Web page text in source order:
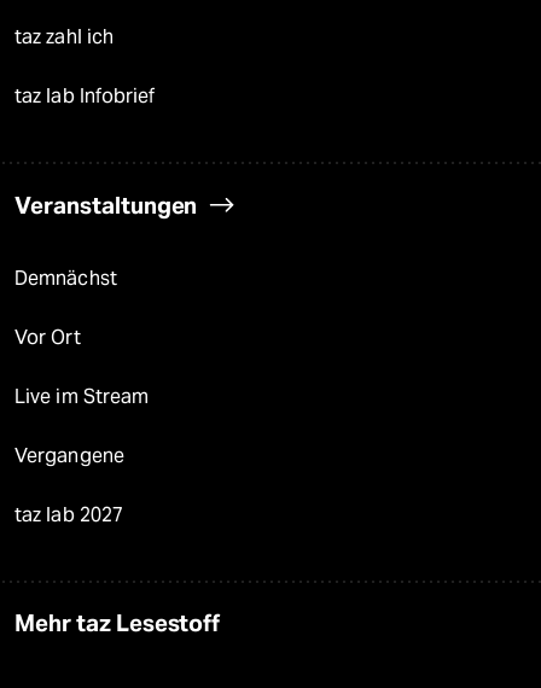
taz zahl ich
taz lab Infobrief
Veranstaltungen
Demnächst
Vor Ort
Live im Stream
Vergangene
taz lab 2027
Mehr taz Lesestoff